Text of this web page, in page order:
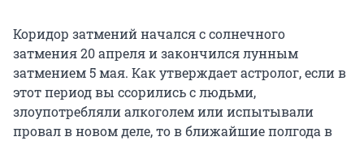
Коридор затмений начался с солнечного
затмения 20 апреля и закончился лунным
затмением 5 мая. Как утверждает астролог, если в
этот период вы ссорились с людьми,
злоупотребляли алкоголем или испытывали
провал в новом деле, то в ближайшие полгода в